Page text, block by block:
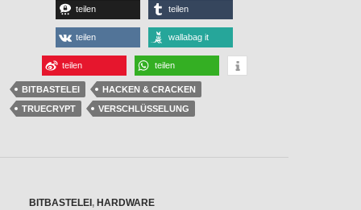
teilen teilen
teilen wallabag it
teilen teilen
BITBASTELEI
HACKEN & CRACKEN
TRUECRYPT
VERSCHLÜSSELUNG
BITBASTELEI , HARDWARE